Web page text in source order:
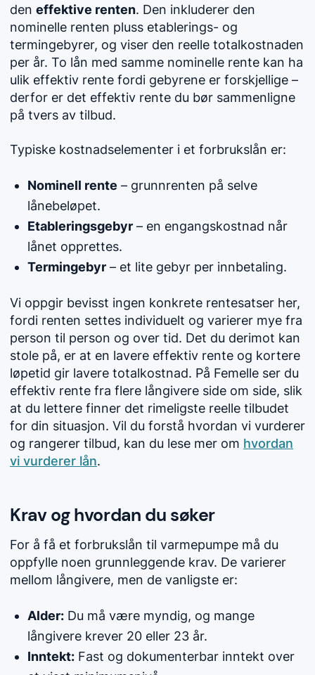
den effektive renten. Den inkluderer den
nominelle renten pluss etablerings- og
termingebyrer, og viser den reelle totalkostnaden
per år. To lån med samme nominelle rente kan ha
ulik effektiv rente fordi gebyrene er forskjellige –
derfor er det effektiv rente du bør sammenligne
på tvers av tilbud.
Typiske kostnadselementer i et forbrukslån er:
Nominell rente – grunnrenten på selve
lånebeløpet.
Etableringsgebyr – en engangskostnad når
lånet opprettes.
Termingebyr – et lite gebyr per innbetaling.
Vi oppgir bevisst ingen konkrete rentesatser her,
fordi renten settes individuelt og varierer mye fra
person til person og over tid. Det du derimot kan
stole på, er at en lavere effektiv rente og kortere
løpetid gir lavere totalkostnad. På Femelle ser du
effektiv rente fra flere långivere side om side, slik
at du lettere finner det rimeligste reelle tilbudet
for din situasjon. Vil du forstå hvordan vi vurderer
og rangerer tilbud, kan du lese mer om hvordan
vi vurderer lån.
Krav og hvordan du søker
For å få et forbrukslån til varmepumpe må du
oppfylle noen grunnleggende krav. De varierer
mellom långivere, men de vanligste er:
Alder: Du må være myndig, og mange
långivere krever 20 eller 23 år.
Inntekt: Fast og dokumenterbar inntekt over